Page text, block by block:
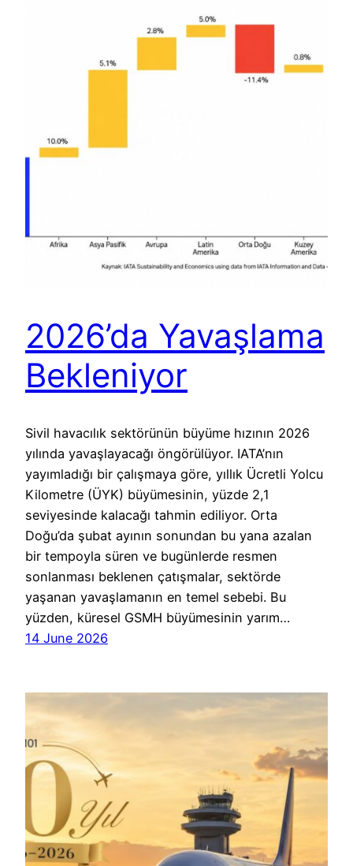
2026’da Yavaşlama
Bekleniyor
Sivil havacılık sektörünün büyüme hızının 2026
yılında yavaşlayacağı öngörülüyor. IATA’nın
yayımladığı bir çalışmaya göre, yıllık Ücretli Yolcu
Kilometre (ÜYK) büyümesinin, yüzde 2,1
seviyesinde kalacağı tahmin ediliyor. Orta
Doğu’da şubat ayının sonundan bu yana azalan
bir tempoyla süren ve bugünlerde resmen
sonlanması beklenen çatışmalar, sektörde
yaşanan yavaşlamanın en temel sebebi. Bu
yüzden, küresel GSMH büyümesinin yarım…
14 June 2026